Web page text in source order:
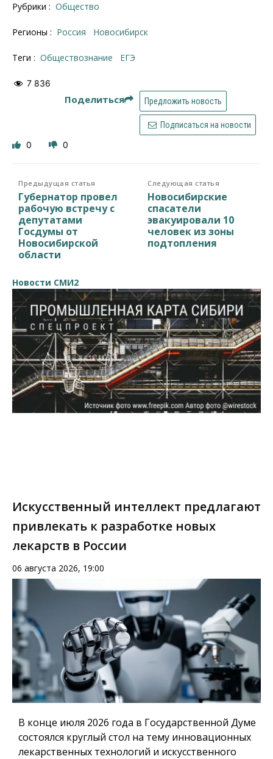
Рубрики : Общество
Регионы : Россия Новосибирск
Теги : Обществознание ЕГЭ
7 836
Поделиться Предложить новость
Подписаться на новости
0 0
Предыдущая статья
Губернатор провел
рабочую встречу с
депутатами
Госдумы от
Новосибирской
области
Следующая статья
Новосибирские
спасатели
эвакуировали 10
человек из зоны
подтопления
Новости СМИ2
Искусственный интеллект предлагают
привлекать к разработке новых
лекарств в России
06 августа 2026, 19:00
В конце июля 2026 года в Государственной Думе
состоялся круглый стол на тему инновационных
лекарственных технологий и искусственного